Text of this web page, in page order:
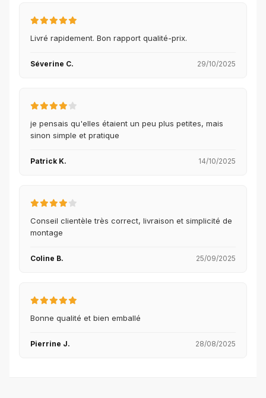
Livré rapidement. Bon rapport qualité-prix.
Séverine C. 29/10/2025
je pensais qu'elles étaient un peu plus petites, mais
sinon simple et pratique
Patrick K. 14/10/2025
Conseil clientèle très correct, livraison et simplicité de
montage
Coline B. 25/09/2025
Bonne qualité et bien emballé
Pierrine J. 28/08/2025